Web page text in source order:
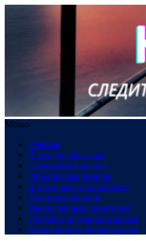
Меню
Главная
В сердце общества
Созидание и рынок
Финансовый компас
В пути: все о транспорте
Техно-революция
Рынок жилья в динамике
Здоровье под микроскопом
Инновации и возможности